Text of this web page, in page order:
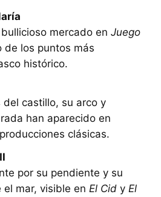
mercado en Juego
de los puntos más
histórico.
del castillo, su arco y
han aparecido en
clásicas.
por su pendiente y su
mar, visible en El Cid y El